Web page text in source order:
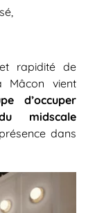
rapidité de
Mâcon vient
d’occuper
midscale
dans